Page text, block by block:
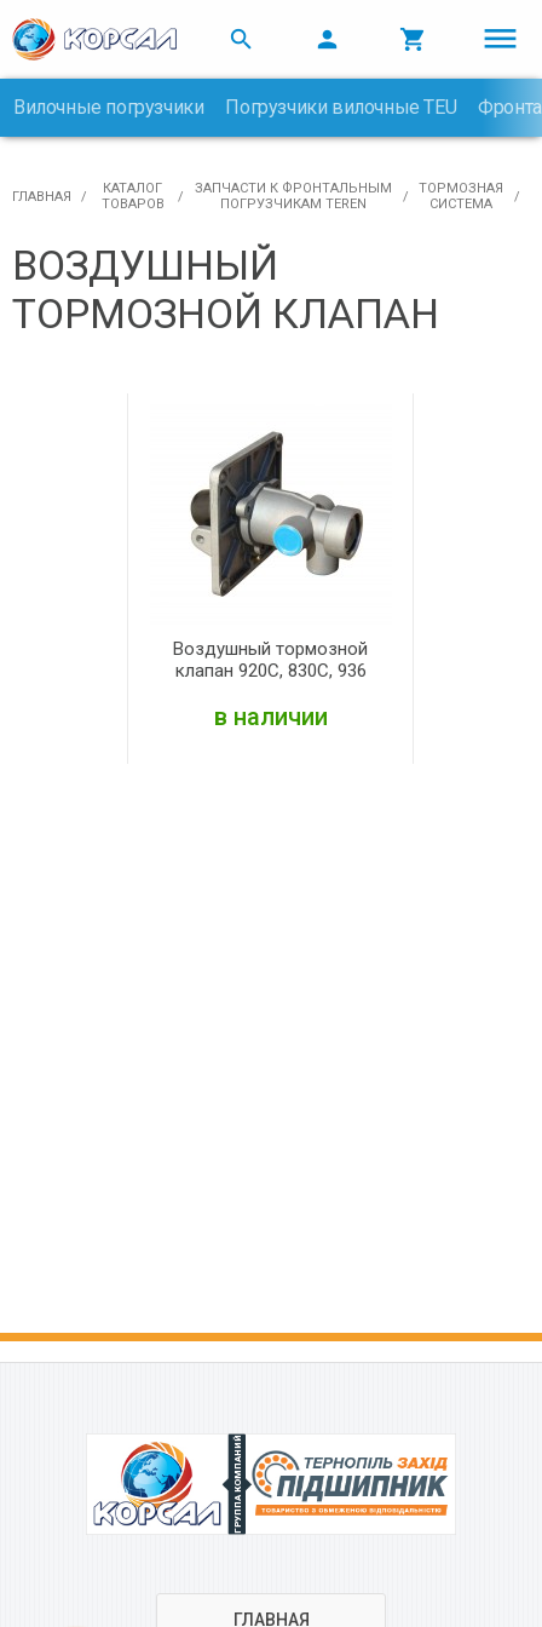
  
Вилочные погрузчики Погрузчики вилочные TEU
ГЛАВНАЯ
КАТАЛОГ
ТОВАРОВ
ЗАПЧАСТИ К ФРОНТАЛЬНЫМ
ПОГРУЗЧИКАМ TEREN
ТОРМОЗНАЯ
СИСТЕМА
ВОЗДУШНЫЙ
ТОРМОЗНОЙ КЛАПАН
Воздушный тормозной
клапан 920С, 830С, 936
в наличии
ГРУППА КОМПАНИЙ
ГЛАВНАЯ